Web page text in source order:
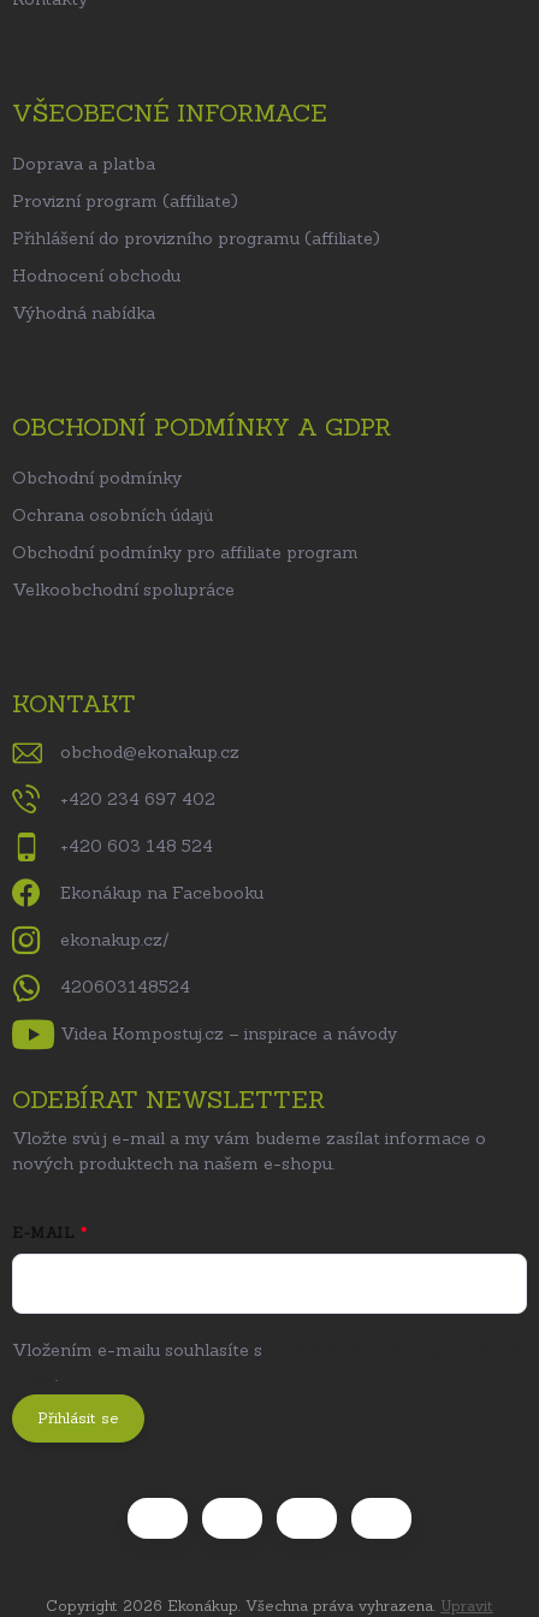
VŠEOBECNÉ INFORMACE
Doprava a platba
Provizní program (affiliate)
Přihlášení do provizního programu (affiliate)
Hodnocení obchodu
Výhodná nabídka
OBCHODNÍ PODMÍNKY A GDPR
Obchodní podmínky
Ochrana osobních údajů
Obchodní podmínky pro affiliate program
Velkoobchodní spolupráce
KONTAKT
obchod@ekonakup.cz
+420 234 697 402
+420 603 148 524
Ekonákup na Facebooku
ekonakup.cz/
420603148524
Videa Kompostuj.cz – inspirace a návody
ODEBÍRAT NEWSLETTER
Vložte svůj e-mail a my vám budeme zasílat informace o
nových produktech na našem e-shopu.
E-MAIL
Vložením e-mailu souhlasíte s
.
Přihlásit se
Copyright 2026 Ekonákup. Všechna práva vyhrazena. Upravit